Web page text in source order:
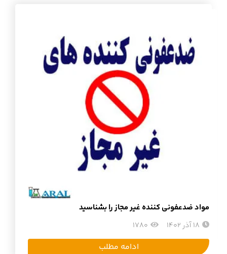
مواد ضدعفونی کننده غیر مجاز را بشناسید
18 آذر 1402 1780
ادامه مطلب